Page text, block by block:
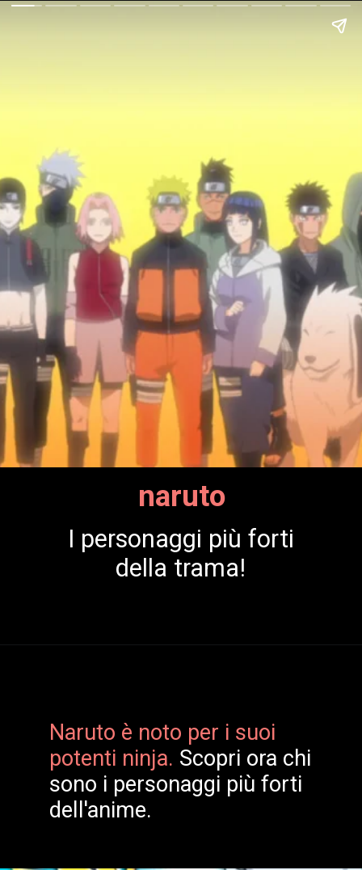
naruto
I personaggi più forti
della trama!
Naruto è noto per i suoi
potenti ninja. Scopri ora chi
sono i personaggi più forti
dell'anime.